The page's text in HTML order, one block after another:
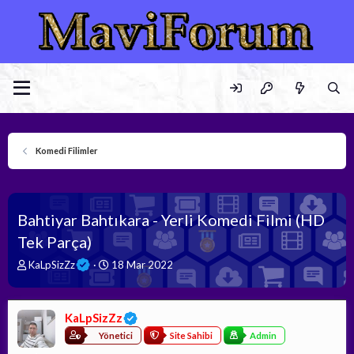
Komedi Filimler
Bahtiyar Bahtıkara - Yerli Komedi Filmi (HD
Tek Parça)
K
n
u
y
u
KaLpSizZz
B
a
ş
a
n
g
18 Mar 2022
KaLpSizZz
Yönetici Site Sahibi Admin